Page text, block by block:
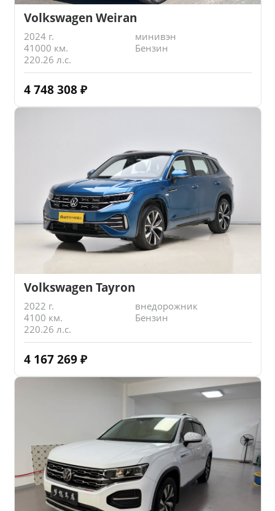
Volkswagen Weiran
2024 г.
минивэн
41000 км.
Бензин
220.26 л.с.
4 748 308 ₽
Volkswagen Tayron
2022 г.
внедорожник
4100 км.
Бензин
220.26 л.с.
4 167 269 ₽